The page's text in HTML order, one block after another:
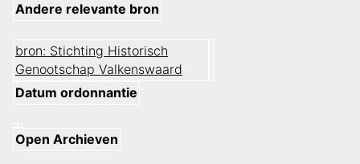
Andere relevante bron
bron: Stichting Historisch
Genootschap Valkenswaard
Datum ordonnantie
Open Archieven